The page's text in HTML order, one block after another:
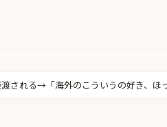
される→「海外のこういうの好き、ほ